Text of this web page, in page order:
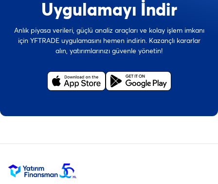
Uygulamayı İndir
Anlık piyasa verileri, güçlü analiz araçları ve kolay işlem imkanı
için YFTRADE uygulamasını hemen indirin. Kazançlı kararlar
alın, yatırımlarınızı güvenle yönetin!